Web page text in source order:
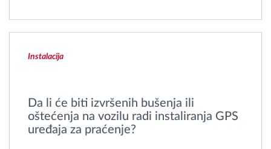
Instalacija
Da li će biti izvršenih bušenja ili
oštećenja na vozilu radi instaliranja GPS
uređaja za praćenje?